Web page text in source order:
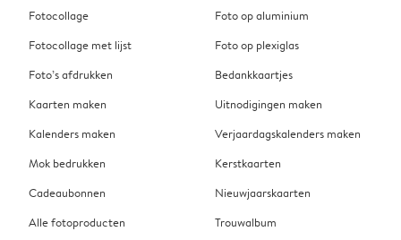
Fotocollage
Fotocollage met lijst
Foto’s afdrukken
Kaarten maken
Kalenders maken
Mok bedrukken
Cadeaubonnen
Alle fotoproducten
Foto op aluminium
Foto op plexiglas
Bedankkaartjes
Uitnodigingen maken
Verjaardagskalenders maken
Kerstkaarten
Nieuwjaarskaarten
Trouwalbum